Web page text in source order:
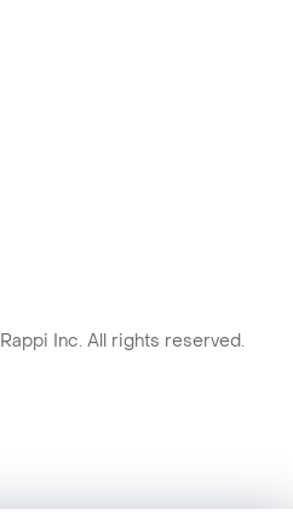
Rappi Inc. All rights reserved.